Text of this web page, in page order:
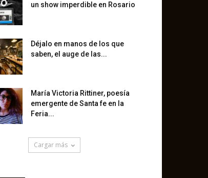
un show imperdible en Rosario
Déjalo en manos de los que
saben, el auge de las...
María Victoria Rittiner, poesía
emergente de Santa fe en la
Feria...
Cargar más